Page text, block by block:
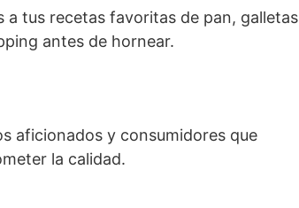
a tus recetas favoritas de pan, galletas
antes de hornear.
aficionados y consumidores que
la calidad.